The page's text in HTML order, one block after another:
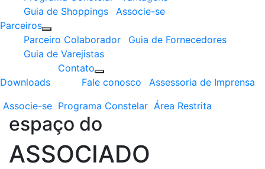
Guia de Shoppings
Associe-se
Parceiros
Parceiro Colaborador
Guia de Fornecedores
Guia de Varejistas
Downloads
Contato
Fale conosco
Assessoria de Imprensa
Associe-se Programa Constelar Área Restrita
espaço do
ASSOCIADO